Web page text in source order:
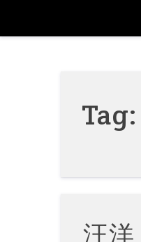
Tag:
汪